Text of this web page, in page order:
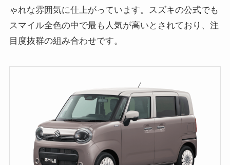
ゃれな雰囲気に仕上がっています。スズキの公式でも
スマイル全色の中で最も人気が高いとされており、注
目度抜群の組み合わせです。